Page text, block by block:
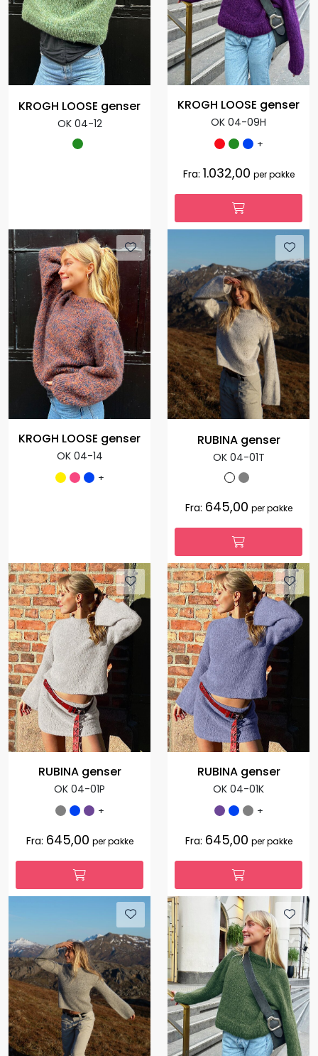
KROGH LOOSE genser
OK 04-12
KROGH LOOSE genser
OK 04-09H
+
Fra: 1.032,00 per pakke
KROGH LOOSE genser
OK 04-14
+
RUBINA genser
OK 04-01T
Fra: 645,00 per pakke
RUBINA genser
OK 04-01P
+
Fra: 645,00 per pakke
RUBINA genser
OK 04-01K
+
Fra: 645,00 per pakke